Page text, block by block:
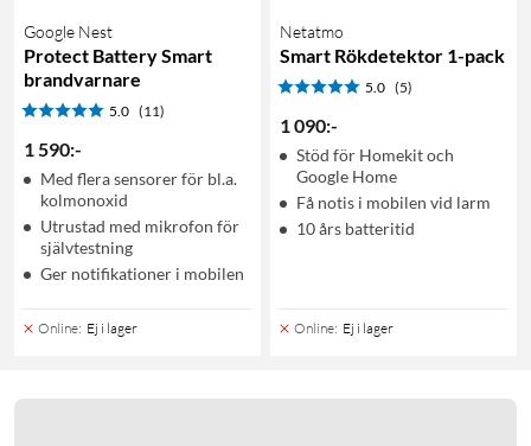
Google Nest
Protect Battery Smart
brandvarnare
5.0 (11)
1 590:-
Med flera sensorer för bl.a.
kolmonoxid
Utrustad med mikrofon för
självtestning
Ger notifikationer i mobilen
Online: Ej i lager
Netatmo
Smart Rökdetektor 1-pack
5.0 (5)
1 090:-
Stöd för Homekit och
Google Home
Få notis i mobilen vid larm
10 års batteritid
Online: Ej i lager